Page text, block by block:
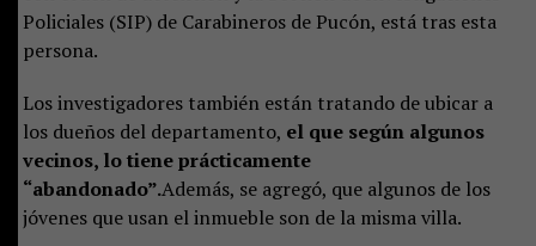
Policiales (SIP) de Carabineros de Pucón, está tras esta
persona.
Los investigadores también están tratando de ubicar a
los dueños del departamento, el que según algunos
vecinos, lo tiene prácticamente
“abandonado”.Además, se agregó, que algunos de los
jóvenes que usan el inmueble son de la misma villa.